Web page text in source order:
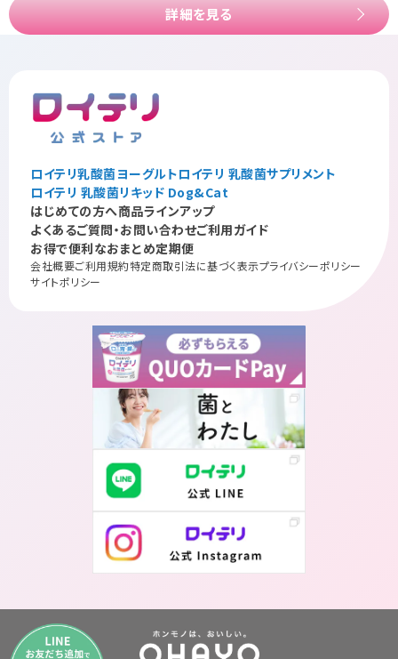
詳細を見る
ロイテリ乳酸菌ヨーグルトロイテリ 乳酸菌サプリメント
ロイテリ 乳酸菌リキッド Dog&Cat
はじめての方へ商品ラインアップ
よくあるご質問・お問い合わせご利用ガイド
お得で便利なおまとめ定期便
会社概要ご利用規約特定商取引法に基づく表示プライバシーポリシー
サイトポリシー